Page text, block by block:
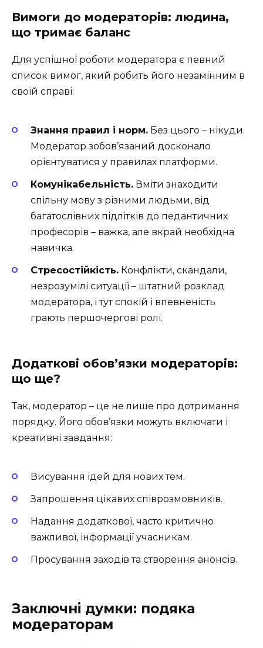
Вимоги до модераторів: людина,
що тримає баланс
Для успішної роботи модератора є певний
список вимог, який робить його незамінним в
своїй справі:
Знання правил і норм. Без цього – нікуди.
Модератор зобов’язаний досконало
орієнтуватися у правилах платформи.
Комунікабельність. Вміти знаходити
спільну мову з різними людьми, від
багатослівних підлітків до педантичних
професорів – важка, але вкрай необхідна
навичка.
Стресостійкість. Конфлікти, скандали,
незрозумілі ситуації – штатний розклад
модератора, і тут спокій і впевненість
грають першочергові ролі.
Додаткові обов’язки модераторів:
що ще?
Так, модератор – це не лише про дотримання
порядку. Його обов’язки можуть включати і
креативні завдання:
Висування ідей для нових тем.
Запрошення цікавих співрозмовників.
Надання додаткової, часто критично
важливої, інформації учасникам.
Просування заходів та створення анонсів.
Заключні думки: подяка
модераторам